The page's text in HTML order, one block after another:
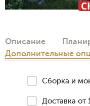
Описание
Дополнительные
Сборка и
Доставка от